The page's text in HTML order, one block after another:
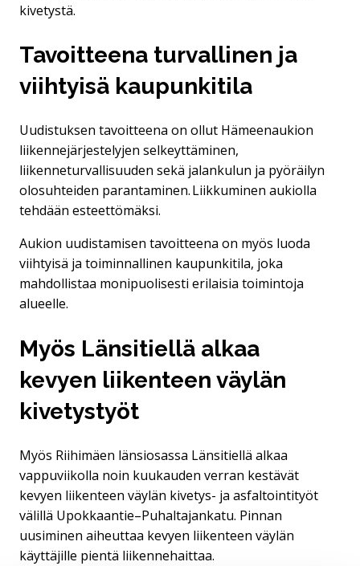
kivetystä.
Tavoitteena turvallinen ja
viihtyisä kaupunkitila
Uudistuksen tavoitteena on ollut Hämeenaukion
liikennejärjestelyjen selkeyttäminen,
liikenneturvallisuuden sekä jalankulun ja pyöräilyn
olosuhteiden parantaminen. Liikkuminen aukiolla
tehdään esteettömäksi.
Aukion uudistamisen tavoitteena on myös luoda
viihtyisä ja toiminnallinen kaupunkitila, joka
mahdollistaa monipuolisesti erilaisia toimintoja
alueelle.
Myös Länsitiellä alkaa
kevyen liikenteen väylän
kivetystyöt
Myös Riihimäen länsiosassa Länsitiellä alkaa
vappuviikolla noin kuukauden verran kestävät
kevyen liikenteen väylän kivetys- ja asfaltointityöt
välillä Upokkaantie–Puhaltajankatu. Pinnan
uusiminen aiheuttaa kevyen liikenteen väylän
käyttäjille pientä liikennehaittaa.